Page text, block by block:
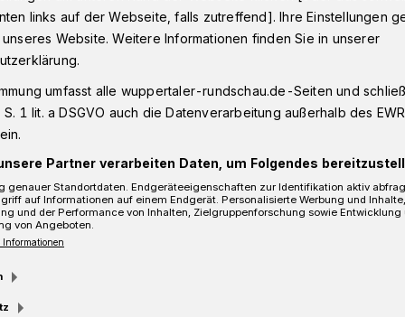
Vorsitzender der Cronenberger CDU.
ebenso gewählt wie Alexej
links auf der Webseite, falls zutreffend]. Ihre Einstellungen
Website. Weitere Informationen finden Sie in unserer
umfasst alle wuppertaler-rundschau.de-Seiten und
1 lit. a DSGVO auch die Datenverarbeitung außerhalb des
Partner verarbeiten Daten, um Folgendes
genauer Standortdaten. Endgeräteeigenschaften zur Identifikation aktiv
auf Informationen auf einem Endgerät. Personalisierte Werbung und
und der Performance von Inhalten, Zielgruppenforschung sowie Entwicklung
von Angeboten.